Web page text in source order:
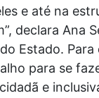
e até na
declara Ana
Estado.
para se
e